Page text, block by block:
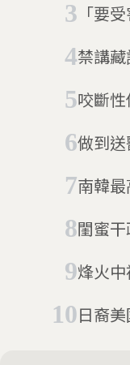
「要受
禁講
咬斷
喊：
做到
法案
南韓
閨蜜
烽火
日裔美國人